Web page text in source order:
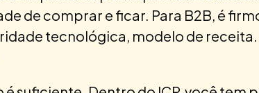
de comprar e ficar. Para B2B, é
tecnológica, modelo de